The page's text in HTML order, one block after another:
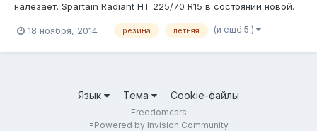
налезает. Spartain Radiant HT 225/70 R15 в состоянии новой.
Хочет 10.000 за комплект, если "прямо щас", то отдаст за
18 ноября, 2014 резина летняя (и ещё 5 )
Язык Тема Cookie-файлы
Freedomcars
=Powered by Invision Community